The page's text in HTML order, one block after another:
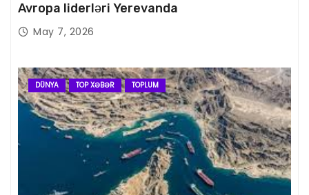
Avropa liderləri Yerevanda
May 7, 2026
DÜNYA TOP XƏBƏR TOPLUM